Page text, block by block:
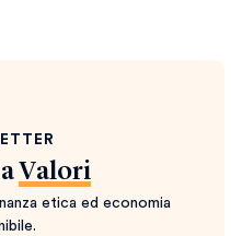
Valori
etica ed economia